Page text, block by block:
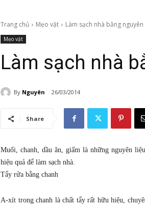
Trang chủ Mẹo vặt Làm sạch nhà bằng
Mẹo vặt
Làm sạch nhà
By Nguyên 26/03/2014
Share
Muối, chanh, dầu ăn, giấm là những nguyên
hiệu quả để làm sạch nhà.
Tẩy rửa bằng chanh
A-xít trong chanh là chất tẩy rất hữu hiệu,